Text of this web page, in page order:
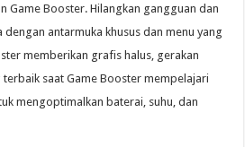
Game Booster. Hilangkan gangguan dan
antarmuka khusus dan menu yang
memberikan grafis halus, gerakan
terbaik saat Game Booster mempelajari
mengoptimalkan baterai, suhu, dan